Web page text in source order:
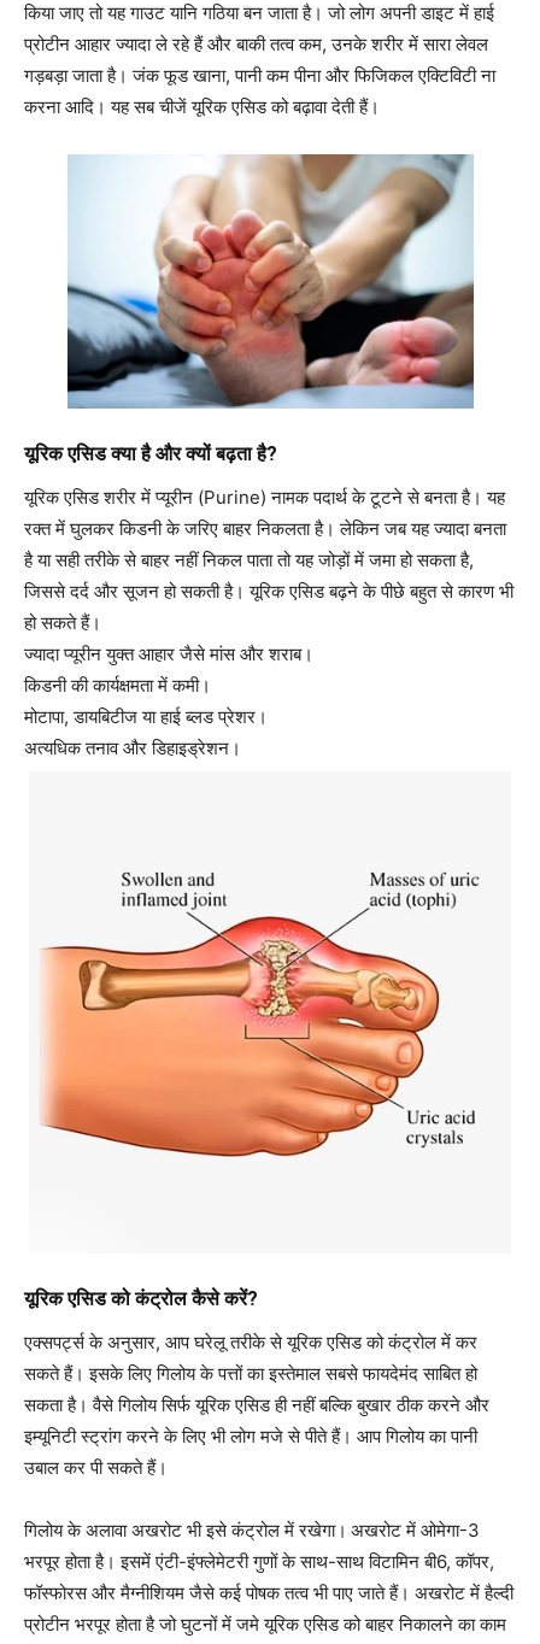
किया जाए तो यह गाउट यानि गठिया बन जाता है। जो लोग अपनी डाइट में हाई
प्रोटीन आहार ज्यादा ले रहे हैं और बाकी तत्व कम, उनके शरीर में सारा लेवल
गड़बड़ा जाता है। जंक फूड खाना, पानी कम पीना और फिजिकल एक्टिविटी ना
करना आदि। यह सब चीजें यूरिक एसिड को बढ़ावा देती हैं।
यूरिक एसिड क्या है और क्यों बढ़ता है?
यूरिक एसिड शरीर में प्यूरीन (Purine) नामक पदार्थ के टूटने से बनता है। यह
रक्त में घुलकर किडनी के जरिए बाहर निकलता है। लेकिन जब यह ज्यादा बनता
है या सही तरीके से बाहर नहीं निकल पाता तो यह जोड़ों में जमा हो सकता है,
जिससे दर्द और सूजन हो सकती है। यूरिक एसिड बढ़ने के पीछे बहुत से कारण भी
हो सकते हैं।
ज्यादा प्यूरीन युक्त आहार जैसे मांस और शराब।
किडनी की कार्यक्षमता में कमी।
मोटापा, डायबिटीज या हाई ब्लड प्रेशर।
अत्यधिक तनाव और डिहाइड्रेशन।
यूरिक एसिड को कंट्रोल कैसे करें?
एक्सपर्ट्स के अनुसार, आप घरेलू तरीके से यूरिक एसिड को कंट्रोल में कर
सकते हैं। इसके लिए गिलोय के पत्तों का इस्तेमाल सबसे फायदेमंद साबित हो
सकता है। वैसे गिलोय सिर्फ यूरिक एसिड ही नहीं बल्कि बुखार ठीक करने और
इम्यूनिटी स्ट्रांग करने के लिए भी लोग मजे से पीते हैं। आप गिलोय का पानी
उबाल कर पी सकते हैं।
गिलोय के अलावा अखरोट भी इसे कंट्रोल में रखेगा। अखरोट में ओमेगा-3
भरपूर होता है। इसमें एंटी-इंफ्लेमेटरी गुणों के साथ-साथ विटामिन बी6, कॉपर,
फॉस्फोरस और मैग्नीशियम जैसे कई पोषक तत्व भी पाए जाते हैं। अखरोट में हैल्दी
प्रोटीन भरपूर होता है जो घुटनों में जमे यूरिक एसिड को बाहर निकालने का काम